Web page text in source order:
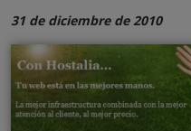
31 de diciembre de 2010